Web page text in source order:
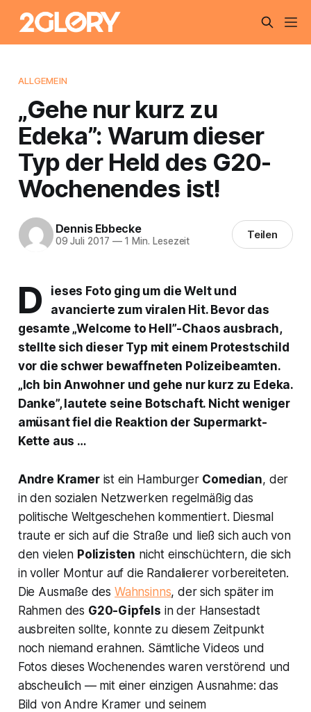
ALLGEMEIN
„Gehe nur kurz zu
Edeka”: Warum dieser
Typ der Held des G20-
Wochenendes ist!
Dennis Ebbecke
09 Juli 2017 —1 Min. Lesezeit Teilen
D
ieses Foto ging um die Welt und
avancierte zum viralen Hit. Bevor das
gesamte „Welcome to Hell”-Chaos ausbrach,
stellte sich dieser Typ mit einem Protestschild
vor die schwer bewaffneten Polizeibeamten.
„Ich bin Anwohner und gehe nur kurz zu Edeka.
Danke”, lautete seine Botschaft. Nicht weniger
amüsant fiel die Reaktion der Supermarkt-
Kette aus …
Andre Kramerist ein Hamburger Comedian, der
in den sozialen Netzwerken regelmäßig das
politische Weltgeschehen kommentiert. Diesmal
traute er sich auf die Straße und ließ sich auch von
den vielen Polizisten nicht einschüchtern, die sich
in voller Montur auf die Randalierer vorbereiteten.
Die Ausmaße des Wahnsinns, der sich später im
Rahmen des G20-Gipfels in der Hansestadt
ausbreiten sollte, konnte zu diesem Zeitpunkt
noch niemand erahnen. Sämtliche Videos und
Fotos dieses Wochenendes waren verstörend und
abscheulich — mit einer einzigen Ausnahme: das
Bild von Andre Kramer und seinem